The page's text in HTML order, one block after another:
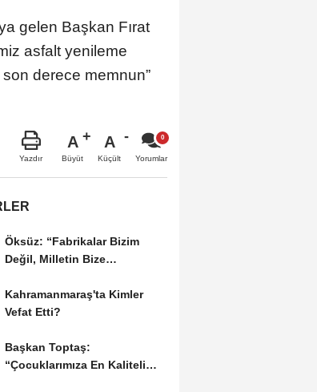
gelen Başkan Fırat
asfalt yenileme
derece memnun”
Yazdır
A
Büyüt
A
Küçült Yorumlar
Öksüz: “Fabrikalar Bizim
Değil, Milletin Bize
Kahramanmaraş'ta Kimler
Vefat Etti?
Başkan Toptaş:
“Çocuklarımıza En Kaliteli